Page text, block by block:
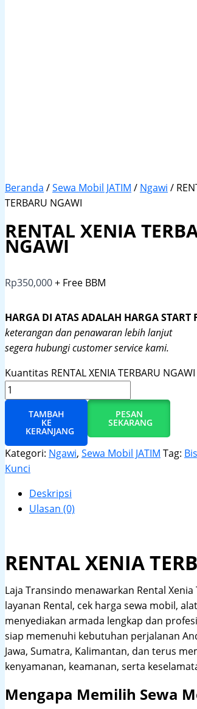
Beranda /Sewa Mobil JATIM / Ngawi /
TERBARU NGAWI
RENTAL XENIA
NGAWI
Rp350,000+ Free BBM
HARGA DI ATAS ADALAH HARGA START
keterangan dan penawaran lebih lanjut
segera hubungi customer service kami.
Kuantitas RENTAL XENIA TERBARU NGAWI
TAMBAH
KE
KERANJANG
PESAN
SEKARANG
Kategori: Ngawi, Sewa Mobil JATIM Tag:
Kunci
Deskripsi
Ulasan (0)
RENTAL XENIA
Laja Transindo menawarkan Rental
layanan Rental, cek harga sewa mobil,
menyediakan armada lengkap dan
siap memenuhi kebutuhan perjalanan
Jawa, Sumatra, Kalimantan, dan terus
kenyamanan, keamanan, serta
Mengapa Memilih Sewa